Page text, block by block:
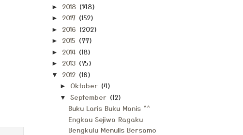
► 2018 (148)
► 2017 (152)
► 2016 (202)
► 2015 (77)
► 2014 (18)
► 2013 (75)
▼ 2012 (16)
► Oktober (4)
▼ September (12)
Buku Laris Buku Manis ^^
Engkau Sejiwa Ragaku
Bengkulu Menulis Bersamo